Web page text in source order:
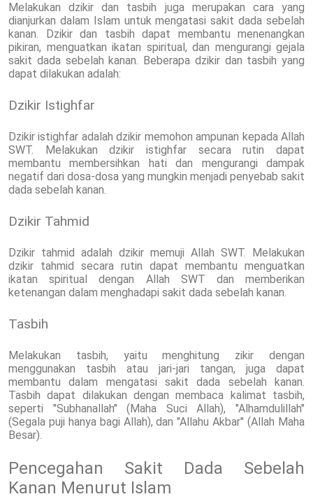
Melakukan dzikir dan tasbih juga merupakan cara yang
dianjurkan dalam Islam untuk mengatasi sakit dada sebelah
kanan. Dzikir dan tasbih dapat membantu menenangkan
pikiran, menguatkan ikatan spiritual, dan mengurangi gejala
sakit dada sebelah kanan. Beberapa dzikir dan tasbih yang
dapat dilakukan adalah:
Dzikir Istighfar
Dzikir istighfar adalah dzikir memohon ampunan kepada Allah
SWT. Melakukan dzikir istighfar secara rutin dapat
membantu membersihkan hati dan mengurangi dampak
negatif dari dosa-dosa yang mungkin menjadi penyebab sakit
dada sebelah kanan.
Dzikir Tahmid
Dzikir tahmid adalah dzikir memuji Allah SWT. Melakukan
dzikir tahmid secara rutin dapat membantu menguatkan
ikatan spiritual dengan Allah SWT dan memberikan
ketenangan dalam menghadapi sakit dada sebelah kanan.
Tasbih
Melakukan tasbih, yaitu menghitung zikir dengan
menggunakan tasbih atau jari-jari tangan, juga dapat
membantu dalam mengatasi sakit dada sebelah kanan.
Tasbih dapat dilakukan dengan membaca kalimat tasbih,
seperti "Subhanallah" (Maha Suci Allah), "Alhamdulillah"
(Segala puji hanya bagi Allah), dan "Allahu Akbar" (Allah Maha
Besar).
Pencegahan Sakit Dada Sebelah
Kanan Menurut Islam